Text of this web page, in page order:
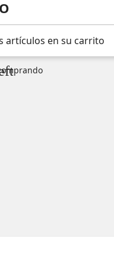
artículos en su carrito